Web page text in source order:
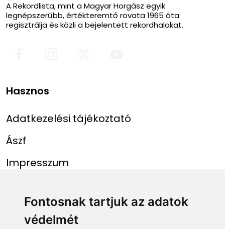
Fontosnak tartjuk az adatok
védelmét
A Rekordlista, mint a Magyar Horgász egyik
legnépszerűbb, értékteremtő rovata 1965 óta
regisztrálja és közli a bejelentett rekordhalakat.
Hasznos
Adatkezelési tájékoztató
Ászf
Impresszum
Menü
Főoldal
Linkek